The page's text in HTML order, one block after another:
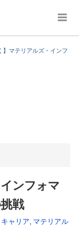
】マテリアルズ・インフ
ンフォマ
戦
キャリア, マテリアル